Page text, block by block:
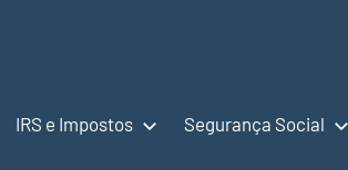
IRS e Impostos Segurança Social